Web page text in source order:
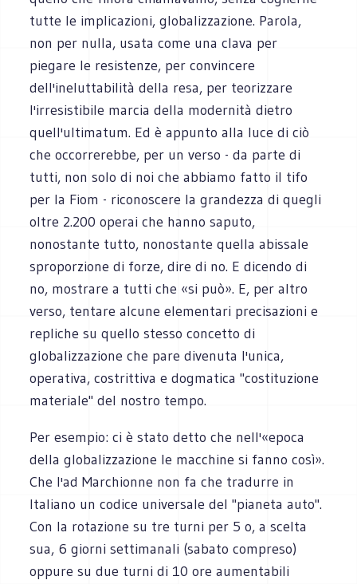
tutte le implicazioni, globalizzazione. Parola,
non per nulla, usata come una clava per
piegare le resistenze, per convincere
dell'ineluttabilità della resa, per teorizzare
l'irresistibile marcia della modernità dietro
quell'ultimatum. Ed è appunto alla luce di ciò
che occorrerebbe, per un verso - da parte di
tutti, non solo di noi che abbiamo fatto il tifo
per la Fiom - riconoscere la grandezza di quegli
oltre 2.200 operai che hanno saputo,
nonostante tutto, nonostante quella abissale
sproporzione di forze, dire di no. E dicendo di
no, mostrare a tutti che «si può». E, per altro
verso, tentare alcune elementari precisazioni e
repliche su quello stesso concetto di
globalizzazione che pare divenuta l'unica,
operativa, costrittiva e dogmatica "costituzione
materiale" del nostro tempo.
Per esempio: ci è stato detto che nell'«epoca
della globalizzazione le macchine si fanno così».
Che l'ad Marchionne non fa che tradurre in
Italiano un codice universale del "pianeta auto".
Con la rotazione su tre turni per 5 o, a scelta
sua, 6 giorni settimanali (sabato compreso)
oppure su due turni di 10 ore aumentabili